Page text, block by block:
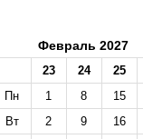
Февраль 2027
23 24
25
Пн
1 8
15
Вт
2 9
16